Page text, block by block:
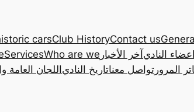
carsClub HistoryContact us
ServicesWho are we آخر الأخبار اعضاء النادي
اللجان العامة تاريخ الناديتواصل معنا المرور